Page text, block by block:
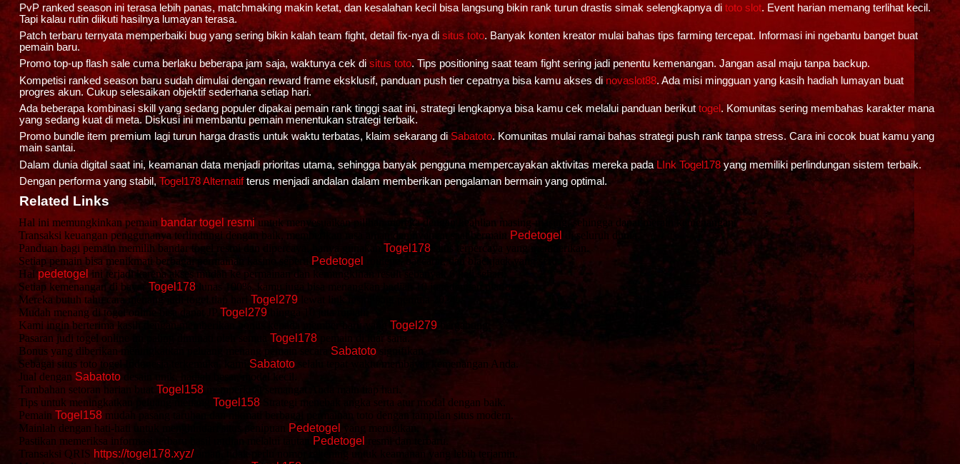
PvP ranked season ini terasa lebih panas, matchmaking makin ketat, dan kesalahan kecil bisa langsung bikin rank turun drastis simak selengkapnya di toto slot. Event harian memang terlihat kecil.
Tapi kalau rutin diikuti hasilnya lumayan terasa.
Patch terbaru ternyata memperbaiki bug yang sering bikin kalah team fight, detail fix-nya di situs toto. Banyak konten kreator mulai bahas tips farming tercepat. Informasi ini ngebantu banget buat
pemain baru.
Promo top-up flash sale cuma berlaku beberapa jam saja, waktunya cek disitus toto. Tips positioning saat team fight sering jadi penentu kemenangan. Jangan asal maju tanpa backup.
Kompetisi ranked season baru sudah dimulai dengan reward frame eksklusif, panduan push tier cepatnya bisa kamu akses dinovaslot88. Ada misi mingguan yang kasih hadiah lumayan buat
progres akun. Cukup selesaikan objektif sederhana setiap hari.
Ada beberapa kombinasi skill yang sedang populer dipakai pemain rank tinggi saat ini, strategi lengkapnya bisa kamu cek melalui panduan berikuttogel . Komunitas sering membahas karakter mana
yang sedang kuat di meta. Diskusi ini membantu pemain menentukan strategi terbaik.
Promo bundle item premium lagi turun harga drastis untuk waktu terbatas, klaim sekarang diSabatoto. Komunitas mulai ramai bahas strategi push rank tanpa stress. Cara ini cocok buat kamu yang
main santai.
Dalam dunia digital saat ini, keamanan data menjadi prioritas utama, sehingga banyak pengguna mempercayakan aktivitas mereka pada LInk Togel178yang memiliki perlindungan sistem terbaik.
Dengan performa yang stabil, Togel178 Alternatifterus menjadi andalan dalam memberikan pengalaman bermain yang optimal.
Related Links
Hal ini memungkinkan pemain bandar togel resmi untuk menyesuaikan pilihan mereka dengan keahlian masing-masing, sehingga dapat meraih kemenangan.
Transaksi keuangan penggunanya terlindungi dengan baik, memberikan rasa aman dan nyaman saat bermain Pedetogel
di seluruh dunia.
Panduan bagi pemain memilih bandar togel resmi dan dipercaya, hanya gunakanTogel178 situs terpercaya yang memberikan.
Setiap pemain bisa menikmati berbagai permainan kasino seperti
Pedetogel
roulette, baccarat, dan blackjack yang seru.
Hal pedetogel ini terjadi karena akses mudah ke permainan dan kemungkinan result sebanyak 6 kali sehari.
Setiap kemenangan di bayarTogel178 lunas 100%, kamu juga bisa menangkan hadiah 10 juta dengan platform.
Mereka butuh tahu cara menang judi togel tiap hariTogel279
Mudah menang di togel online bisa dapat JPTogel279
Kami ingin berterima kasih dengan memberikan bonus kepada member baru yangTogel279
Pasaran judi togel online ini paling diminati oleh semuaTogel178 pemain di luar sana.
Bonus yang diberikan meningkatkan peluang menang pemain secara Sabatoto signifikan.
Sebagai situs toto togel Indonesia terkemuka, kami Sabatoto selalu tepat waktu membayar kemenangan Anda.
Jual dengan Sabatoto desain unik, hadiah besar, modal kecil.
Tambahan setoran harian buatTogel158 memperkuat semangat Anda main tiap hari.
Tips untuk meningkatkan peluang menangTogel158 Strategi menebak angka serta atur modal dengan baik.
PemainTogel158 mudah pasang taruhan dan nikmati berbagai permainan toto dengan tampilan situs modern.
Mainlah dengan hati-hati untuk menghindari situs penipuan
Pedetogel
yang merugikan.
Pastikan memeriksa informasi terbaru hasil undian melalui tautan
Pedetogel
resmi dan terbaru.
Transaksi QRIS https://togel178.xyz/aman, tidak perlu nomor rekening untuk keamanan yang lebih terjamin.